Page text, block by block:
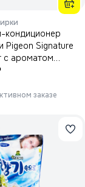
кондиционер
Pigeon Signature
с ароматом
40 шт
заказе